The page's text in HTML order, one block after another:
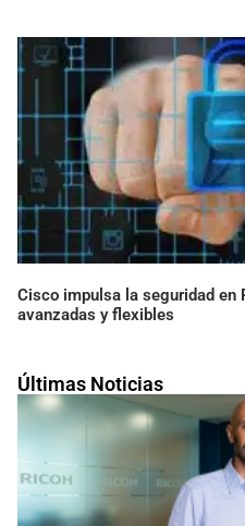
Últimas Noticias
Cisco impulsa la seguridad en
avanzadas y flexibles